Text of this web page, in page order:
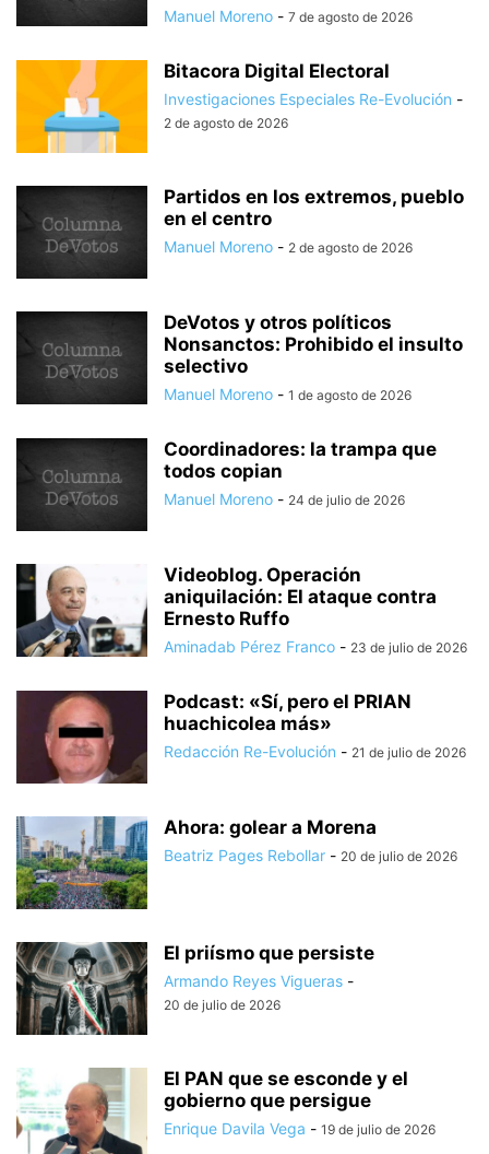
Manuel Moreno - 7 de agosto de 2026
Bitacora Digital Electoral
Investigaciones Especiales Re-Evolución -
2 de agosto de 2026
Partidos en los extremos, pueblo
en el centro
Manuel Moreno - 2 de agosto de 2026
DeVotos y otros políticos
Nonsanctos: Prohibido el insulto
selectivo
Manuel Moreno - 1 de agosto de 2026
Coordinadores: la trampa que
todos copian
Manuel Moreno - 24 de julio de 2026
Videoblog. Operación
aniquilación: El ataque contra
Ernesto Ruffo
Aminadab Pérez Franco - 23 de julio de 2026
Podcast: «Sí, pero el PRIAN
huachicolea más»
Redacción Re-Evolución - 21 de julio de 2026
Ahora: golear a Morena
Beatriz Pages Rebollar - 20 de julio de 2026
El priísmo que persiste
Armando Reyes Vigueras -
20 de julio de 2026
El PAN que se esconde y el
gobierno que persigue
Enrique Davila Vega - 19 de julio de 2026